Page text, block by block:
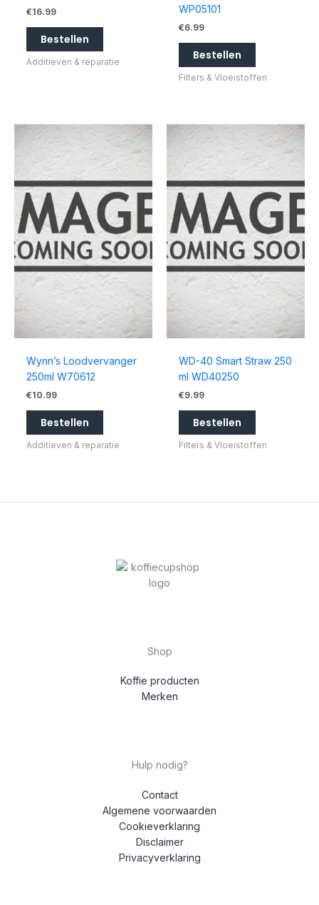
€16.99
Bestellen
Additieven & reparatie
WP05101
€6.99
Bestellen
Filters & Vloeistoffen
Wynn’s Loodvervanger
250ml W70612
€10.99
Bestellen
Additieven & reparatie
WD-40 Smart Straw 250
ml WD40250
€9.99
Bestellen
Filters & Vloeistoffen
Shop
Koffie producten
Merken
Hulp nodig?
Contact
Algemene voorwaarden
Cookieverklaring
Disclaimer
Privacyverklaring